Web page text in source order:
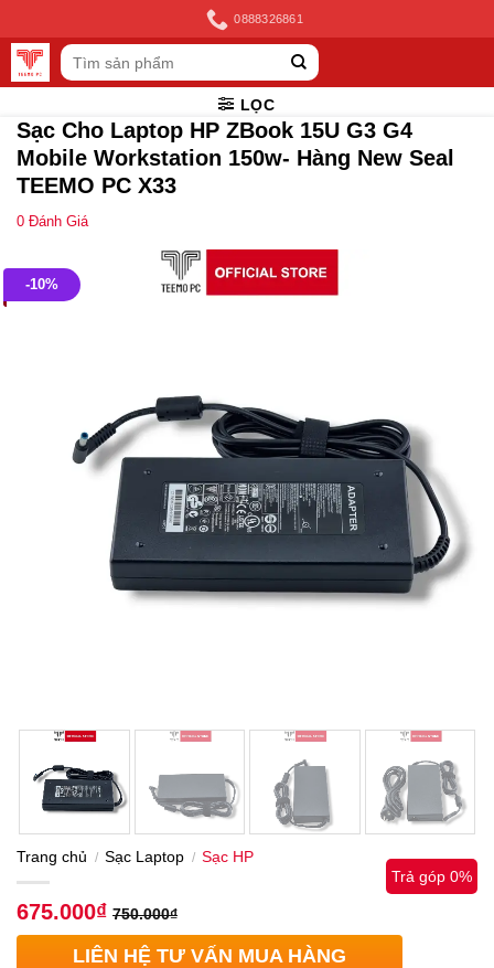
to
content
0888326861
Tìm
kiếm:
LỌC
Sạc Cho Laptop HP ZBook 15U G3 G4
Mobile Workstation 150w- Hàng New Seal
TEEMO PC X33
0 Đánh Giá
-10%
Trang chủ / Sạc Laptop / Sạc HP
675.000₫ 750.000₫
Trả góp 0%
LIÊN HỆ TƯ VẤN MUA HÀNG